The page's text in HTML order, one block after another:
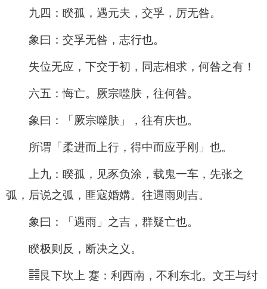
九四：睽孤，遇元夫，交孚，厉无咎。
象曰：交孚无咎，志行也。
失位无应，下交于初，同志相求，何咎之有！
六五：悔亡。厥宗噬肤，往何咎。
象曰：「厥宗噬肤」，往有庆也。
所谓「柔进而上行，得中而应乎刚」也。
上九：睽孤，见豕负涂，载鬼一车，先张之
弧，后说之弧，匪寇婚媾。往遇雨则吉。
象曰：「遇雨」之吉，群疑亡也。
睽极则反，断决之义。
䷦艮下坎上 蹇：利西南，不利东北。文王与纣